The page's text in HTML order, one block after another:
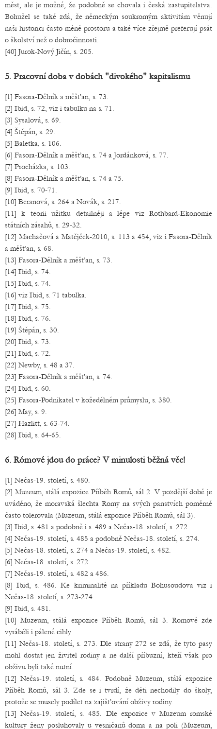
měst, ale je možné, že podobně se chovala i česká zastupitelstva.
Bohužel se také zdá, že německým soukromým aktivitám věnují
naši historici často méně prostoru a také více zřejmě preferují psát
o školství než o dobročinnosti.
[40] Jurok-Nový Jičín, s. 205.
5. Pracovní doba v dobách "divokého" kapitalismu
[1] Fasora-Dělník a měšťan, s. 73.
[2] Ibid, s. 72, viz i tabulku na s. 71.
[3] Sysalová, s. 69.
[4] Štěpán, s. 29.
[5] Baletka, s. 106.
[6] Fasora-Dělník a měšťan, s. 74 a Jordánková, s. 77.
[7] Procházka, s. 103.
[8] Fasora-Dělník a měšťan, s. 74 a 75.
[9] Ibid, s. 70-71.
[10] Beranová, s. 264 a Novák, s. 217.
[11] k teorii užitku detailněji a lépe viz Rothbard-Ekonomie
státních zásahů, s. 29-32.
[12] Machačová a Matějček-2010, s. 113 a 454, viz i Fasora-Dělník
a měšťan, s. 68.
[13] Fasora-Dělník a měšťan, s. 73.
[14] Ibid, s. 74.
[15] Ibid, s. 74.
[16] viz Ibid, s. 71 tabulka.
[17] Ibid, s. 75.
[18] Ibid, s. 76.
[19] Štěpán, s. 30.
[20] Ibid, s. 73.
[21] Ibid, s. 72.
[22] Newby, s. 48 a 37.
[23] Fasora-Dělník a měšťan, s. 74.
[24] Ibid, s. 60.
[25] Fasora-Podnikatel v kožedělném průmyslu, s. 380.
[26] May, s. 9.
[27] Hazlitt, s. 63-74.
[28] Ibid, s. 64-65.
6. Rómové jdou do práce? V minulosti běžná věc!
[1] Nečas-19. století, s. 480.
[2] Muzeum, stálá expozice Příběh Romů, sál 2. V pozdější době je
uváděno, že moravská šlechta Romy na svých panstvích poměrně
často tolerovala (Muzeum, stálá expozice Příběh Romů, sál 3).
[3] Ibid, s. 481 a podobně i s. 489 a Nečas-18. století, s. 272.
[4] Nečas-19. století, s. 485 a podobně Nečas-18. století, s. 274.
[5] Nečas-18. století, s. 274 a Nečas-19. století, s. 482.
[6] Nečas-18. století, s. 272.
[7] Nečas-19. století, s. 482 a 486.
[8] Ibid, s. 486. Ke kriminalitě na příkladu Bohusoudova viz i
Nečas-18. století, s. 273-274.
[9] Ibid, s. 481.
[10] Muzeum, stálá expozice Příběh Romů, sál 3. Romové zde
vyráběli i pálené cihly.
[11] Nečas-18. století, s. 273. Dle strany 272 se zdá, že tyto pasy
mohl dostat jen živitel rodiny a ne další příbuzní, kteří však pro
obživu byli také nutní.
[12] Nečas-19. století, s. 484. Podobně Muzeum, stálá expozice
Příběh Romů, sál 3. Zde se i tvrdí, že děti nechodily do školy,
protože se musely podílet na zajišťování obživy rodiny.
[13] Nečas-19. století, s. 485. Dle expozice v Muzeum romské
kultury ženy posluhovaly u vesničanů doma a na poli (Muzeum,